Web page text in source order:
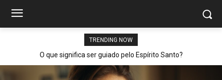
TRENDING NOW
O que significa ser guiado pelo Espírito Santo?